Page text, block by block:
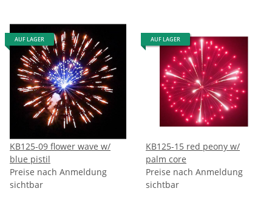
AUF LAGER
KB125-09 flower wave w/
blue pistil
Preise nach Anmeldung
sichtbar
AUF LAGER
KB125-15 red peony w/
palm core
Preise nach Anmeldung
sichtbar